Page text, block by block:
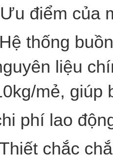
điểm của
thống
liệu
mẻ, giúp
phí lao
chắc